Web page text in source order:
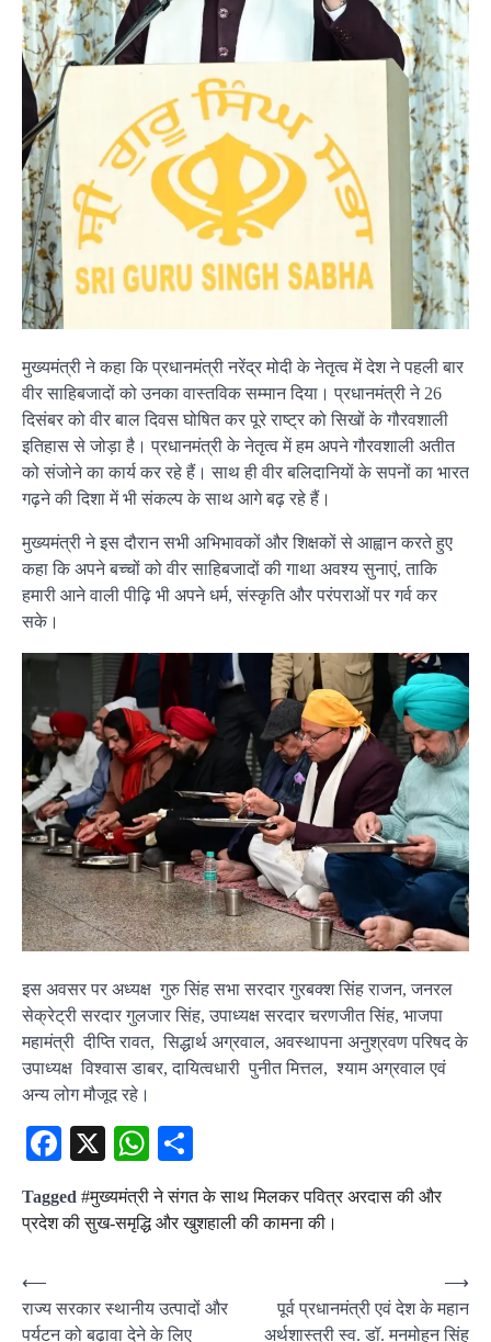
मुख्यमंत्री ने कहा कि प्रधानमंत्री नरेंद्र मोदी के नेतृत्व में देश ने पहली बार
वीर साहिबजादों को उनका वास्तविक सम्मान दिया। प्रधानमंत्री ने 26
दिसंबर को वीर बाल दिवस घोषित कर पूरे राष्ट्र को सिखों के गौरवशाली
इतिहास से जोड़ा है। प्रधानमंत्री के नेतृत्व में हम अपने गौरवशाली अतीत
को संजोने का कार्य कर रहे हैं। साथ ही वीर बलिदानियों के सपनों का भारत
गढ़ने की दिशा में भी संकल्प के साथ आगे बढ़ रहे हैं।
मुख्यमंत्री ने इस दौरान सभी अभिभावकों और शिक्षकों से आह्वान करते हुए
कहा कि अपने बच्चों को वीर साहिबजादों की गाथा अवश्य सुनाएं, ताकि
हमारी आने वाली पीढ़ि भी अपने धर्म, संस्कृति और परंपराओं पर गर्व कर
सके।
इस अवसर पर अध्यक्ष गुरु सिंह सभा सरदार गुरबक्श सिंह राजन, जनरल
सेक्रेट्री सरदार गुलजार सिंह, उपाध्यक्ष सरदार चरणजीत सिंह, भाजपा
महामंत्री दीप्ति रावत, सिद्धार्थ अग्रवाल, अवस्थापना अनुश्रवण परिषद के
उपाध्यक्ष विश्वास डाबर, दायित्वधारी पुनीत मित्तल, श्याम अग्रवाल एवं
अन्य लोग मौजूद रहे।
Facebook
X WhatsApp
Tagged #मुख्यमंत्री ने संगत के साथ मिलकर पवित्र अरदास की और
प्रदेश की सुख-समृद्धि और खुशहाली की कामना की।
Post
navigation
⟵
राज्य सरकार स्थानीय उत्पादों और
पर्यटन को बढ़ावा देने के लिए
पूर्व प्रधानमंत्री एवं देश के महान
अर्थशास्त्री स्व. डॉ. मनमोहन सिंह
⟶